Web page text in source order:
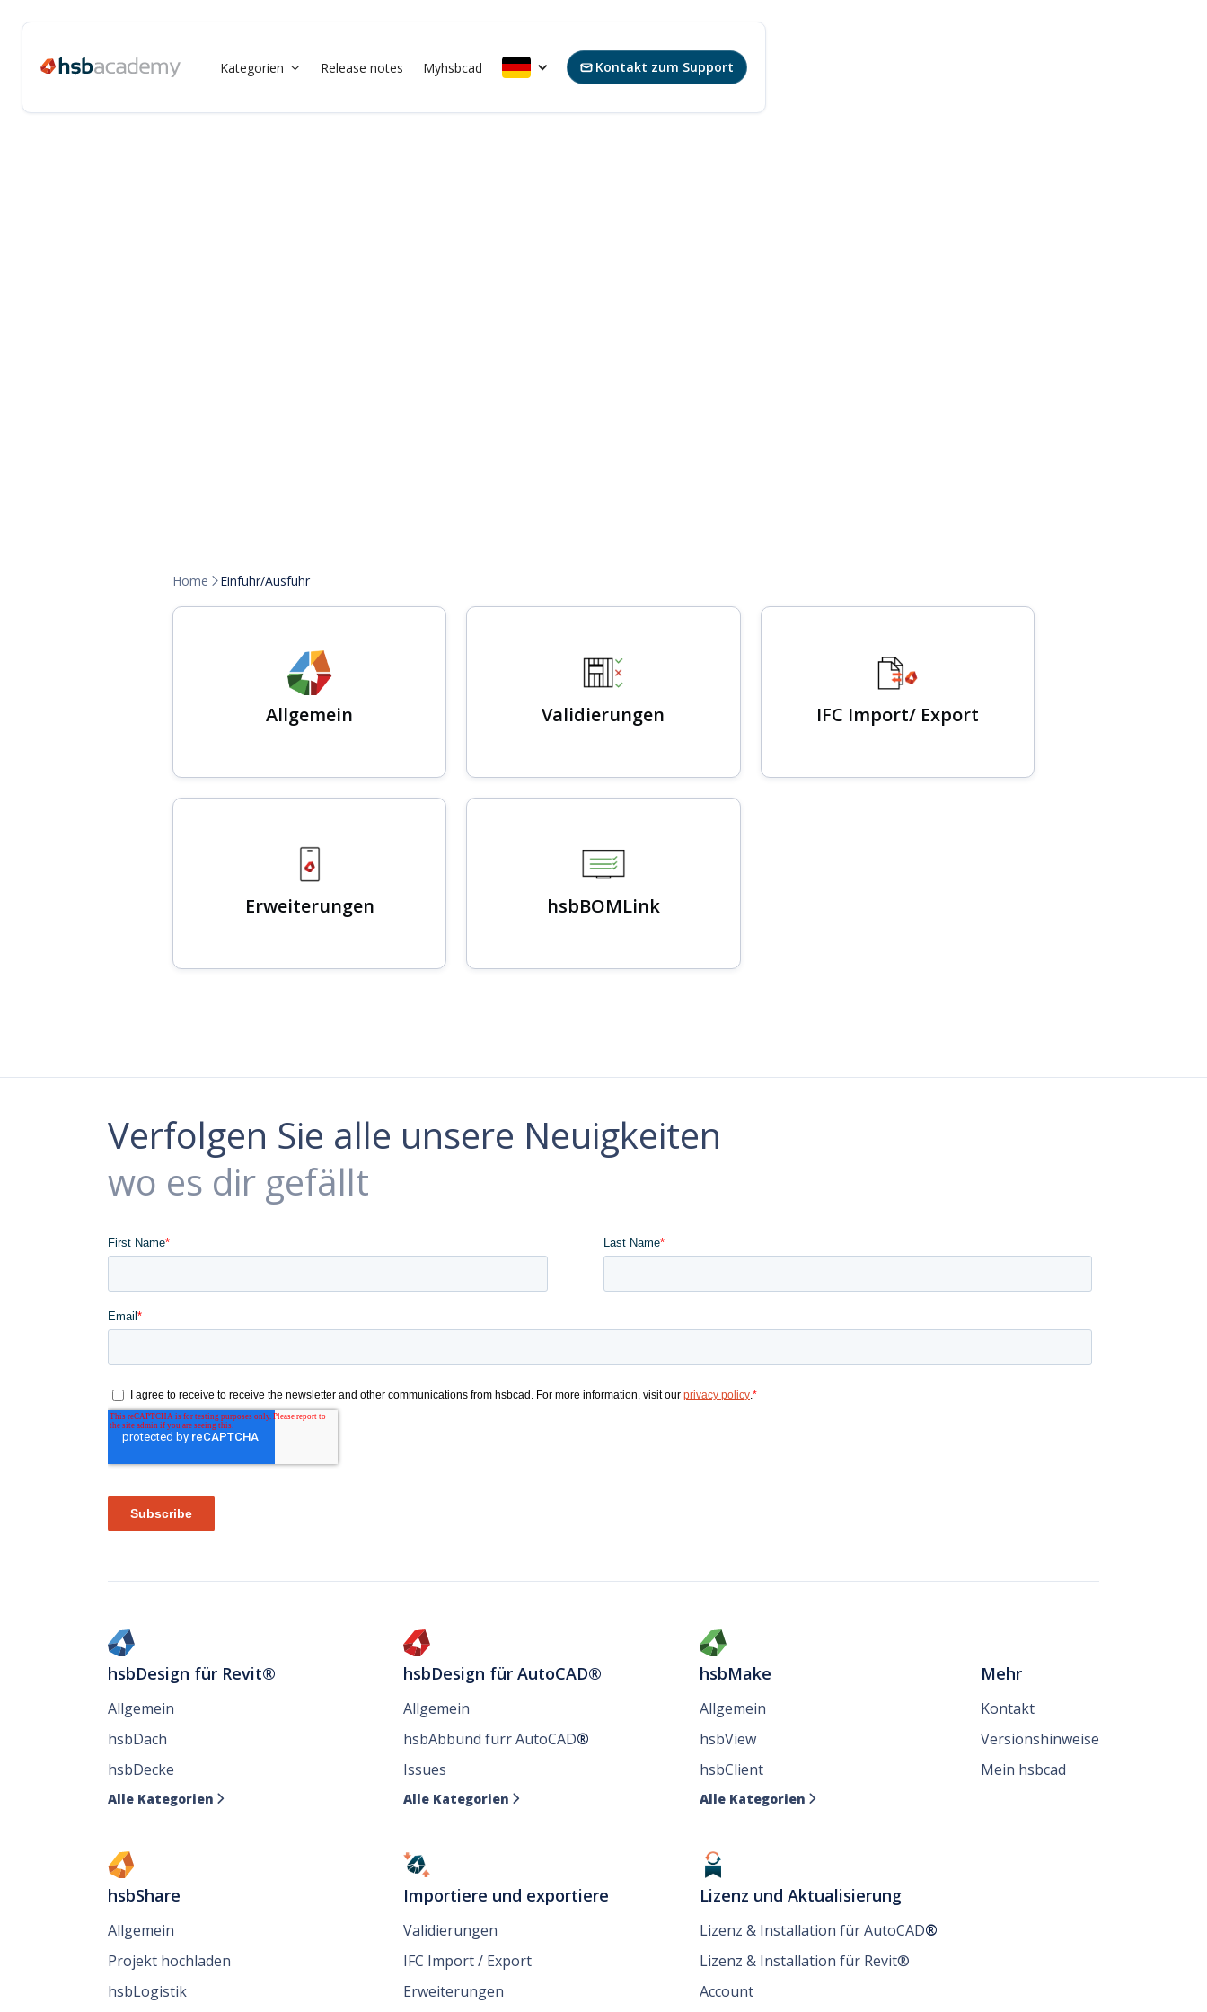
Kategorien  Release notes Myhsbcad Kontakt zum Support
Home  Einfuhr/Ausfuhr
Allgemein Validierungen IFC Import/ Export
Erweiterungen hsbBOMLink
Verfolgen Sie alle unsere Neuigkeiten
wo es dir gefällt
hsbDesign für Revit®
Allgemein
hsbDach
hsbDecke
Alle Kategorien 
hsbDesign für AutoCAD®
Allgemein
hsbAbbund fürr AutoCAD®
Issues
Alle Kategorien 
hsbMake
Allgemein
hsbView
hsbClient
Alle Kategorien 
hsbShare
Allgemein
Projekt hochladen
hsbLogistik
Importiere und exportiere
Validierungen
IFC Import / Export
Erweiterungen
Lizenz und Aktualisierung
Lizenz & Installation für AutoCAD®
Lizenz & Installation für Revit®
Account
Mehr
Kontakt
Versionshinweise
Mein hsbcad